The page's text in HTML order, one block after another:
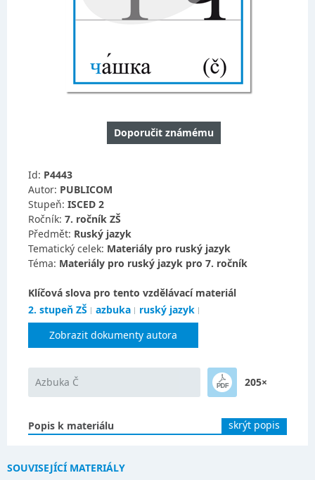
Doporučit známému
Id: P4443
Autor: PUBLICOM
Stupeň: ISCED 2
Ročník: 7. ročník ZŠ
Předmět: Ruský jazyk
Tematický celek: Materiály pro ruský jazyk
Téma: Materiály pro ruský jazyk pro 7. ročník
Klíčová slova pro tento vzdělávací materiál
2. stupeň ZŠ
azbuka
ruský jazyk
Zobrazit dokumenty autora
Azbuka Č 205×
Popis k materiálu skrýt popis
SOUVISEJÍCÍ MATERIÁLY